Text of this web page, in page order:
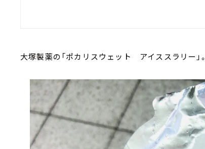
大塚製薬の「ポカリスウェット アイススラリー」。